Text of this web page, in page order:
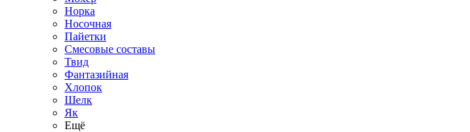
Норка
Носочная
Пайетки
Смесовые составы
Твид
Фантазийная
Хлопок
Шелк
Як
Ещё